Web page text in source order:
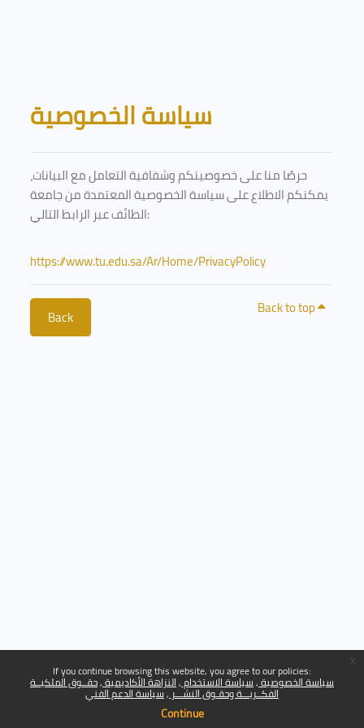
If you continue browsing this website, you agree to our policies:
سياسة الخصوصية سياسة الاستخدام النزاهة الأكاديمية حقــوق الملكيــة
الفكــريـــة وحقـوق النشـــر سياسة الدعم الفني
Continue
Blocks
سياسة الخصوصية
حرصًا منا على خصوصيتكم وشفافية التعامل مع البيانات،
يمكنكم الاطلاع على سياسة الخصوصية المعتمدة من جامعة
الطائف عبر الرابط التالي:
https://www.tu.edu.sa/Ar/Home/PrivacyPolicy
Back Back to top